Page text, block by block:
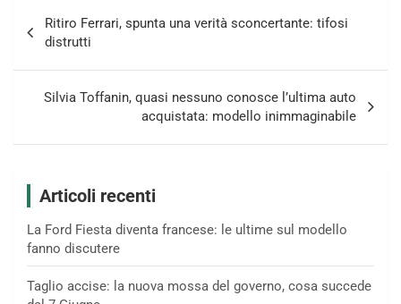
articoli
Ritiro Ferrari, spunta una verità sconcertante: tifosi
distrutti
Silvia Toffanin, quasi nessuno conosce l’ultima auto
acquistata: modello inimmaginabile
Articoli recenti
La Ford Fiesta diventa francese: le ultime sul modello
fanno discutere
Taglio accise: la nuova mossa del governo, cosa succede